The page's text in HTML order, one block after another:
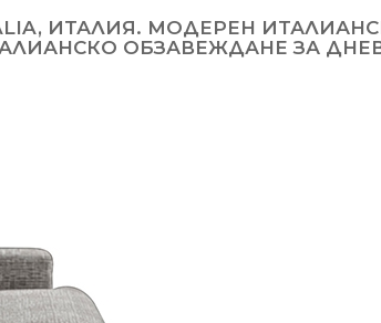
ИТАЛИЯ. МОДЕРЕН
ОБЗАВЕЖДАНЕ ЗА